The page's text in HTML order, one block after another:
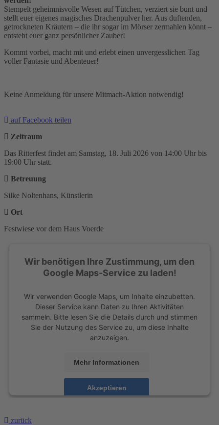
Stempelt geheimnisvolle Wesen auf Tütchen, verziert sie bunt und
stellt euer eigenes magisches Drachenpulver her. Aus duftenden,
getrockneten Kräutern – die ihr sogar im Mörser zermahlen könnt –
entsteht euer ganz persönlicher Zauber!
Kommt vorbei, macht mit und erlebt einen unvergesslichen Tag
voller Fantasie und Abenteuer!
Keine Anmeldung für unsere Mitmach-Aktion notwendig!
auf Facebook teilen
Zeitraum
Das Ritterfest findet am Samstag, 18. Juli 2026 von 14:00 Uhr bis
19:00 Uhr statt.
Betreuung
Silke Noltenhans, Künstlerin
Ort
Festwiese vor dem Haus Voerde
Wir benötigen Ihre Zustimmung, um den
Google Maps-Service zu laden!
Wir verwenden Google Maps, um Inhalte einzubetten.
Dieser Service kann Daten zu Ihren Aktivitäten
sammeln. Bitte lesen Sie die Details durch und stimmen
Sie der Nutzung des Service zu, um diese Inhalte
anzuzeigen.
Mehr Informationen
Akzeptieren
zurück